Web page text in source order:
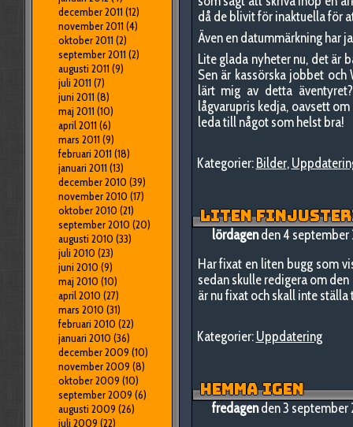
december 2011 (12)
november 2011 (4)
oktober 2011 (2)
september 2011 (2)
augusti 2011 (9)
juli 2011 (7)
juni 2011 (8)
maj 2011 (10)
april 2011 (6)
mars 2011 (9)
februari 2011 (18)
januari 2011 (13)
december 2010 (39)
november 2010 (17)
oktober 2010 (21)
september 2010 (20)
augusti 2010 (33)
juli 2010 (23)
juni 2010 (9)
maj 2010 (10)
april 2010 (27)
mars 2010 (31)
februari 2010 (22)
januari 2010 (36)
december 2009 (10)
november 2009 (8)
oktober 2009 (10)
september 2009 (6)
augusti 2009 (26)
juli 2009 (22)
då de blivit för inaktuella för
Även en datummärkning har
Lite glada nyheter nu, det är
Sen är kassörska jobbet
lärt mig av detta
lågvarupris kedja, oavsett
leda till något som helst bra!
Kategorier:Bilder,
LITEN
lördagenden 4
Har fixat en liten bugg som
sedan skulle redigera om
är nu fixat och skall inte
Kategorier:Uppdatering
HEMMA IGEN
fredagenden 3 september